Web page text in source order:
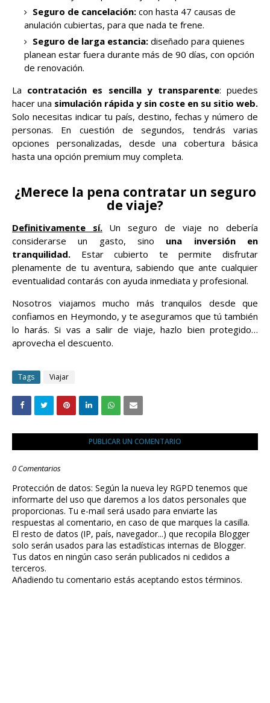
Seguro de cancelación: con hasta 47 causas de
anulación cubiertas, para que nada te frene.
Seguro de larga estancia: diseñado para quienes
planean estar fuera durante más de 90 días, con opción
de renovación.
La contratación es sencilla y transparente: puedes
hacer una simulación rápida y sin coste en su sitio web.
Solo necesitas indicar tu país, destino, fechas y número de
personas. En cuestión de segundos, tendrás varias
opciones personalizadas, desde una cobertura básica
hasta una opción premium muy completa.
¿Merece la pena contratar un seguro
de viaje?
Definitivamente sí.Un seguro de viaje no debería
considerarse un gasto, sino una inversión en
tranquilidad. Estar cubierto te permite disfrutar
plenamente de tu aventura, sabiendo que ante cualquier
eventualidad contarás con ayuda inmediata y profesional.
Nosotros viajamos mucho más tranquilos desde que
confiamos en Heymondo, y te aseguramos que tú también
lo harás. Si vas a salir de viaje, hazlo bien protegido…
aprovecha el descuento.
Tags Viajar
PUBLICAR UN COMENTARIO
0 Comentarios
Protección de datos: Según la nueva ley RGPD tenemos que
informarte del uso que daremos a los datos personales que
proporcionas. Tu e-mail será usado para enviarte las
respuestas al comentario, en caso de que marques la casilla.
El resto de datos (IP, país, navegador...) que recopila Blogger
solo serán usados para las estadísticas internas de Blogger.
Tus datos en ningún caso serán publicados ni cedidos a
terceros.
Añadiendo tu comentario estás aceptando estos términos.